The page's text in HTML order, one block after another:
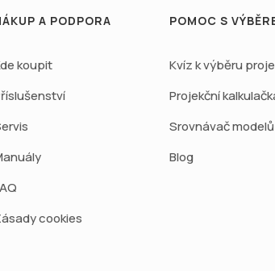
A PODPORA
koupit
cookies
POMOC S
Kvíz k výběru
Projekční
Srovnávač modelů
Blog